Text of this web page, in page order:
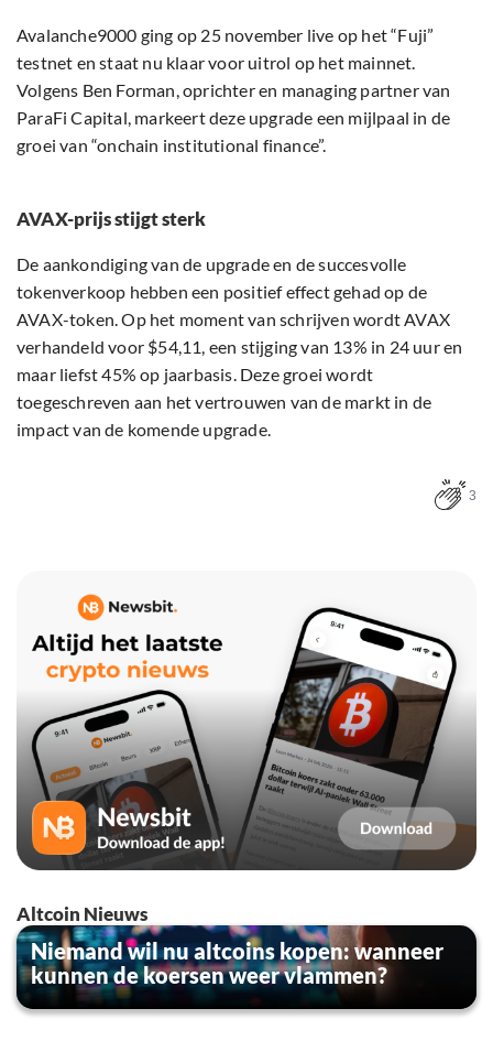
Avalanche9000 ging op 25 november live op het “Fuji”
testnet en staat nu klaar voor uitrol op het mainnet.
Volgens Ben Forman, oprichter en managing partner van
ParaFi Capital, markeert deze upgrade een mijlpaal in de
groei van “onchain institutional finance”.
AVAX-prijs stijgt sterk
De aankondiging van de upgrade en de succesvolle
tokenverkoop hebben een positief effect gehad op de
AVAX-token. Op het moment van schrijven wordt AVAX
verhandeld voor $54,11, een stijging van 13% in 24 uur en
maar liefst 45% op jaarbasis. Deze groei wordt
toegeschreven aan het vertrouwen van de markt in de
impact van de komende upgrade.
3
Altcoin Nieuws
Niemand wil nu altcoins kopen: wanneer
kunnen de koersen weer vlammen?